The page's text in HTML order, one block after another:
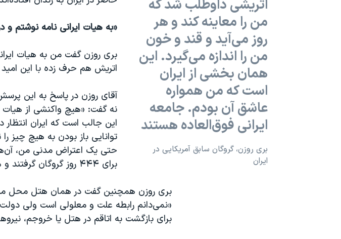
اتریشی داوطلب شد که
من را معاینه کند و هر
روز می‌آید و قند و خون
من را اندازه می‌گیرد. این
همان بخشی از ایران
است که من همواره
عاشق آن بودم. جامعه
ایرانی فوق‌العاده هستند
بری روزن، گروگان سابق آمریکایی در
ایران
«به هیات ایرانی نامه نوشتم
بری روزن گفت من به هیات
اتریش هم حرف ‌زده‌ با این
آقای روزن در پاسخ به این
نه گفت: «هیچ واکنشی از هیات
این جالب است که ایران
توانایی باز بودن به هیچ
حتی یک اعتراض مدنی من،
برای ۴۴۴ روز گروگان گرفتند و هیچ‌وقت معذرت خواهی نکردند.»
بری روزن همچنین گفت در همان هتل محل
«نمی‌دانم رابطه علت و معلولی است ولی
برای بازگشت به اتاقم در هتل یا خروجم،